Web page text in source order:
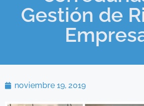
Gestión de
noviembre 19, 2019